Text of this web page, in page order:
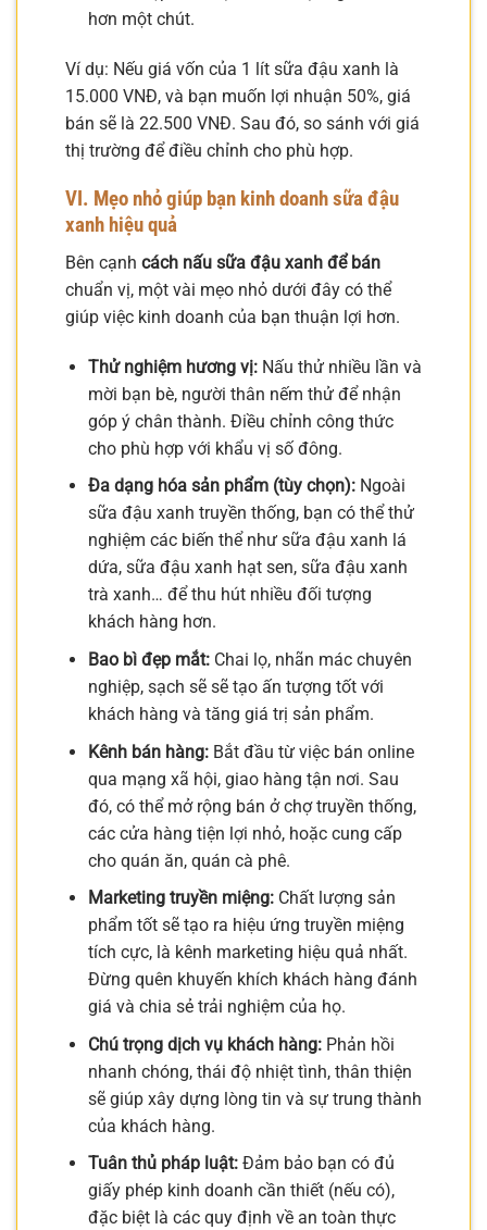
hơn một chút.
Ví dụ: Nếu giá vốn của 1 lít sữa đậu xanh là
15.000 VNĐ, và bạn muốn lợi nhuận 50%, giá
bán sẽ là 22.500 VNĐ. Sau đó, so sánh với giá
thị trường để điều chỉnh cho phù hợp.
VI. Mẹo nhỏ giúp bạn kinh doanh sữa đậu
xanh hiệu quả
Bên cạnh cách nấu sữa đậu xanh để bán
chuẩn vị, một vài mẹo nhỏ dưới đây có thể
giúp việc kinh doanh của bạn thuận lợi hơn.
Thử nghiệm hương vị:Nấu thử nhiều lần và
mời bạn bè, người thân nếm thử để nhận
góp ý chân thành. Điều chỉnh công thức
cho phù hợp với khẩu vị số đông.
Đa dạng hóa sản phẩm (tùy chọn):Ngoài
sữa đậu xanh truyền thống, bạn có thể thử
nghiệm các biến thể như sữa đậu xanh lá
dứa, sữa đậu xanh hạt sen, sữa đậu xanh
trà xanh… để thu hút nhiều đối tượng
khách hàng hơn.
Bao bì đẹp mắt:Chai lọ, nhãn mác chuyên
nghiệp, sạch sẽ sẽ tạo ấn tượng tốt với
khách hàng và tăng giá trị sản phẩm.
Kênh bán hàng:Bắt đầu từ việc bán online
qua mạng xã hội, giao hàng tận nơi. Sau
đó, có thể mở rộng bán ở chợ truyền thống,
các cửa hàng tiện lợi nhỏ, hoặc cung cấp
cho quán ăn, quán cà phê.
Marketing truyền miệng:Chất lượng sản
phẩm tốt sẽ tạo ra hiệu ứng truyền miệng
tích cực, là kênh marketing hiệu quả nhất.
Đừng quên khuyến khích khách hàng đánh
giá và chia sẻ trải nghiệm của họ.
Chú trọng dịch vụ khách hàng:Phản hồi
nhanh chóng, thái độ nhiệt tình, thân thiện
sẽ giúp xây dựng lòng tin và sự trung thành
của khách hàng.
Tuân thủ pháp luật:Đảm bảo bạn có đủ
giấy phép kinh doanh cần thiết (nếu có),
đặc biệt là các quy định về an toàn thực